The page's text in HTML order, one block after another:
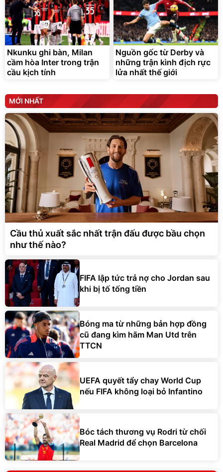
Nkunku ghi bàn, Milan
cầm hòa Inter trong trận
cầu kịch tính
Nguồn gốc từ Derby và
những trận kình địch rực
lửa nhất thế giới
MỚI NHẤT
Cầu thủ xuất sắc nhất trận đấu được bầu chọn
như thế nào?
FIFA lập tức trả nợ cho Jordan sau
khi bị tố tống tiền
Bóng ma từ những bản hợp đồng
cũ đang kìm hãm Man Utd trên
TTCN
UEFA quyết tẩy chay World Cup
nếu FIFA không loại bỏ Infantino
Bóc tách thương vụ Rodri từ chối
Real Madrid để chọn Barcelona